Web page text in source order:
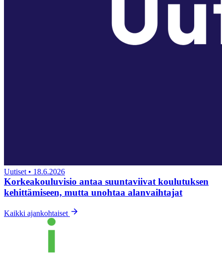
Uutiset • 18.6.2026
Korkeakouluvisio antaa suuntaviivat koulutuksen
kehittämiseen, mutta unohtaa alanvaihtajat
Kaikki ajankohtaiset